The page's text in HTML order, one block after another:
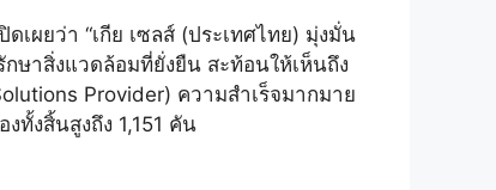
ดเผยว่า “เกีย เซลส์ (ประเทศไทย) มุ่งมั่น
ษาสิ่งแวดล้อมที่ยั่งยืน สะท้อนให้เห็นถึง
Provider) ความสำเร็จมากมาย
ทั้งสิ้นสูงถึง 1,151 คัน